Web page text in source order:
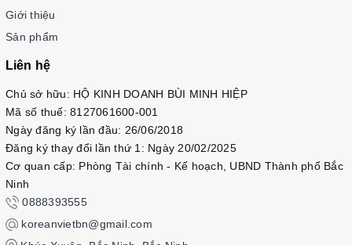
Giới thiệu
Sản phẩm
Liên hệ
Chủ sở hữu: HỘ KINH DOANH BÙI MINH HIỆP
Mã số thuế: 8127061600-001
Ngày đăng ký lần đầu: 26/06/2018
Đăng ký thay đổi lần thứ 1: Ngày 20/02/2025
Cơ quan cấp: Phòng Tài chính - Kế hoạch, UBND Thành phố Bắc
Ninh
0888393555
koreanvietbn@gmail.com